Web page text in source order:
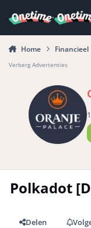
Home Financieel
Verberg Advertenties
Polkadot
Delen